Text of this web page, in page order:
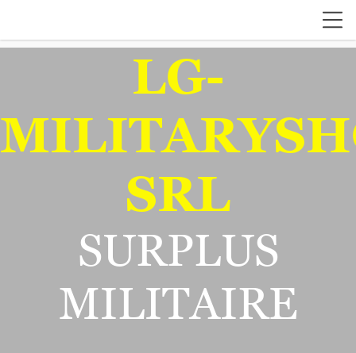
LG-
SRL
SURPLUS
MILITAIRE